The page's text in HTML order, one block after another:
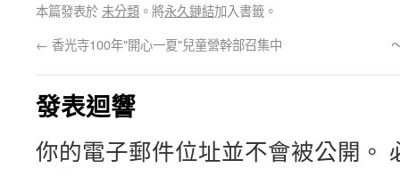
本篇發表於 未分類 。將永久鏈結加入書籤。
← 香光寺100年"開心一夏"兒童營幹部召集中
發表迴響
你的電子郵件位址並不會被公開。